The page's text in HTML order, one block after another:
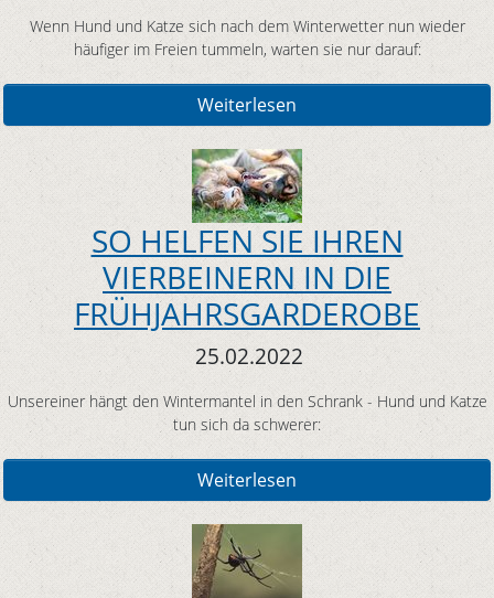
Wenn Hund und Katze sich nach dem Winterwetter nun wieder
häufiger im Freien tummeln, warten sie nur darauf:
Weiterlesen
SO HELFEN SIE IHREN
VIERBEINERN IN DIE
FRÜHJAHRSGARDEROBE
25.02.2022
Unsereiner hängt den Wintermantel in den Schrank - Hund und Katze
tun sich da schwerer:
Weiterlesen